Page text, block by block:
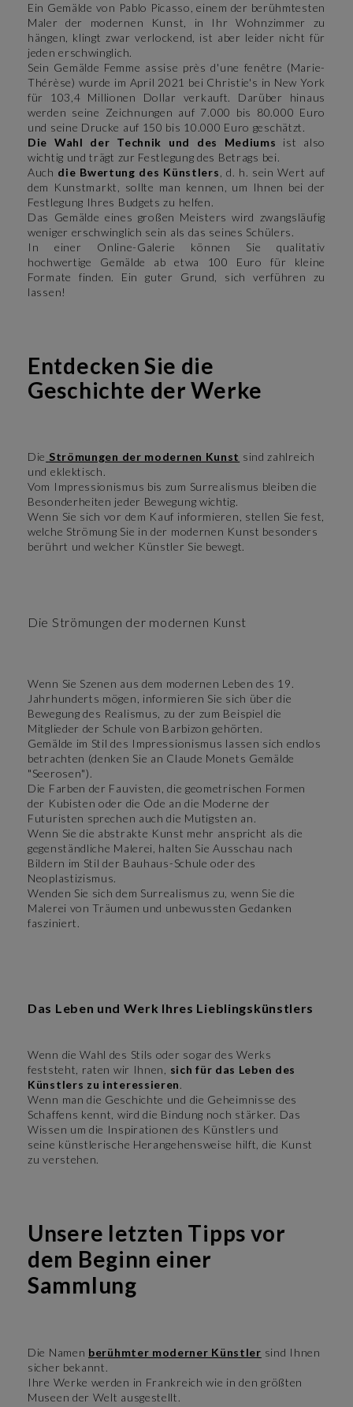
Ein Gemälde von Pablo Picasso, einem der berühmtesten
Maler der modernen Kunst, in Ihr Wohnzimmer zu
hängen, klingt zwar verlockend, ist aber leider nicht für
jeden erschwinglich.
Sein Gemälde Femme assise près d'une fenêtre (Marie-
Thérèse) wurde im April 2021 bei Christie's in New York
für 103,4 Millionen Dollar verkauft. Darüber hinaus
werden seine Zeichnungen auf 7.000 bis 80.000 Euro
und seine Drucke auf 150 bis 10.000 Euro geschätzt.
Die Wahl der Technik und des Mediums ist also
wichtig und trägt zur Festlegung des Betrags bei.
Auch die Bwertung des Künstlers , d. h. sein Wert auf
dem Kunstmarkt, sollte man kennen, um Ihnen bei der
Festlegung Ihres Budgets zu helfen.
Das Gemälde eines großen Meisters wird zwangsläufig
weniger erschwinglich sein als das seines Schülers.
In einer Online-Galerie können Sie qualitativ
hochwertige Gemälde ab etwa 100 Euro für kleine
Formate finden. Ein guter Grund, sich verführen zu
lassen!
Entdecken Sie die
Geschichte der Werke
Die Strömungen der modernen Kunst sind zahlreich
und eklektisch.
Vom Impressionismus bis zum Surrealismus bleiben die
Besonderheiten jeder Bewegung wichtig.
Wenn Sie sich vor dem Kauf informieren, stellen Sie fest,
welche Strömung Sie in der modernen Kunst besonders
berührt und welcher Künstler Sie bewegt.
Die Strömungen der modernen Kunst
Wenn Sie Szenen aus dem modernen Leben des 19.
Jahrhunderts mögen, informieren Sie sich über die
Bewegung des Realismus, zu der zum Beispiel die
Mitglieder der Schule von Barbizon gehörten.
Gemälde im Stil des Impressionismus lassen sich endlos
betrachten (denken Sie an Claude Monets Gemälde
"Seerosen").
Die Farben der Fauvisten, die geometrischen Formen
der Kubisten oder die Ode an die Moderne der
Futuristen sprechen auch die Mutigsten an.
Wenn Sie die abstrakte Kunst mehr anspricht als die
gegenständliche Malerei, halten Sie Ausschau nach
Bildern im Stil der Bauhaus-Schule oder des
Neoplastizismus.
Wenden Sie sich dem Surrealismus zu, wenn Sie die
Malerei von Träumen und unbewussten Gedanken
fasziniert.
Das Leben und Werk Ihres Lieblingskünstlers
Wenn die Wahl des Stils oder sogar des Werks
feststeht, raten wir Ihnen, sich für das Leben des
Künstlers zu interessieren.
Wenn man die Geschichte und die Geheimnisse des
Schaffens kennt, wird die Bindung noch stärker. Das
Wissen um die Inspirationen des Künstlers und
seine künstlerische Herangehensweise hilft, die Kunst
zu verstehen.
Unsere letzten Tipps vor
dem Beginn einer
Sammlung
Die Namen berühmter moderner Künstler sind Ihnen
sicher bekannt.
Ihre Werke werden in Frankreich wie in den größten
Museen der Welt ausgestellt.